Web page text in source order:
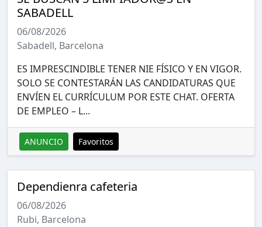
SABADELL
06/08/2026
Sabadell, Barcelona
ES IMPRESCINDIBLE TENER NIE FÍSICO Y EN VIGOR.
SOLO SE CONTESTARÁN LAS CANDIDATURAS QUE
ENVÍEN EL CURRÍCULUM POR ESTE CHAT. OFERTA
DE EMPLEO – L...
ANUNCIO Favoritos
Dependienra cafeteria
06/08/2026
Rubi, Barcelona